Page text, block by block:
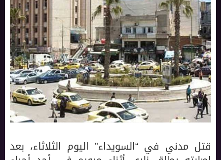
قتل مدني في “السويداء” اليوم الثلاثاء، بعد